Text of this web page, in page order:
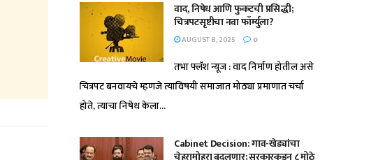
वाद, निषेध आणि फुकटची प्रसिद्धी;
चित्रपटसृष्टीचा नवा फॉर्म्युला?
AUGUST 8, 2025 0
तभा फ्लॅश न्यूज : वाद निर्माण होतील असे
चित्रपट बनवायचे म्हणजे त्याविषयी समाजात मोठ्या प्रमाणात चर्चा
होते, त्याचा निषेध केला...
Cabinet Decision: गाव-खेड्यांचा